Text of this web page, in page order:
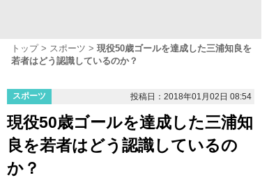
トップ スポーツ
現役50歳ゴールを達成した三浦知良を
若者はどう認識しているのか？
スポーツ 投稿日：2018年01月02日 08:54
現役50歳ゴールを達成した三浦知
良を若者はどう認識しているの
か？